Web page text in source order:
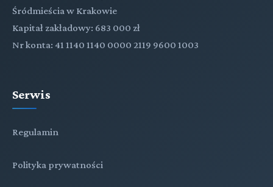
Śródmieścia w Krakowie
Kapitał zakładowy: 683 000 zł
Nr konta: 41 1140 1140 0000 2119 9600 1003
Serwis
Regulamin
Polityka prywatności